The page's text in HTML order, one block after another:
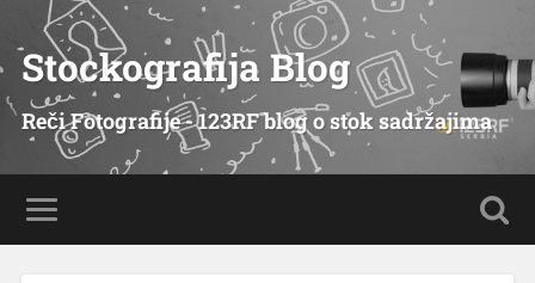
Stockografija Blog
Reči Fotografije - 123RF blog o stok sadržajima